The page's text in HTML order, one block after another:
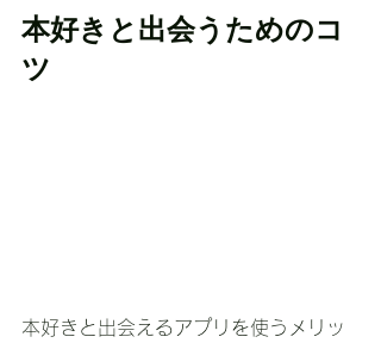
本好きと出会うためのコ
ツ
本好きと出会えるアプリを使うメリッ